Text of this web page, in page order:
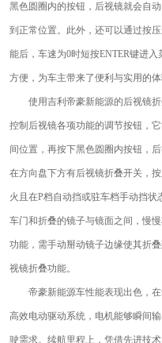
黑色圆圈内的按钮，后视镜就会自
到正常位置。此外，还可以通过按
能后，车速为0时短按ENTER键进
方便，为车主带来了便利与实用的体
使用吉利帝豪新能源的后视镜折
控制后视镜各项功能的调节按钮，
间位置，再按下黑色圆圈内按钮，
在方向盘下方有后视镜折叠开关，
火且在P档自动挡或驻车档手动挡
车门和折叠的镜子与镜面之间，慢
功能，需手动掰动镜子边缘使其折
视镜折叠功能。
帝豪新能源车性能表现出色，在
高效电动驱动系统，电机能够瞬间
驶需求。续航里程上，凭借先进技